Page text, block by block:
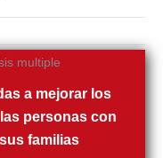
a mejorar los
personas con
familias